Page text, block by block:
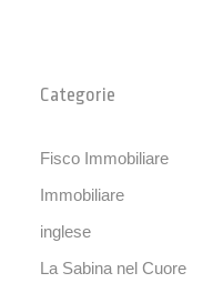
Categorie
Fisco Immobiliare
Immobiliare
inglese
La Sabina nel Cuore